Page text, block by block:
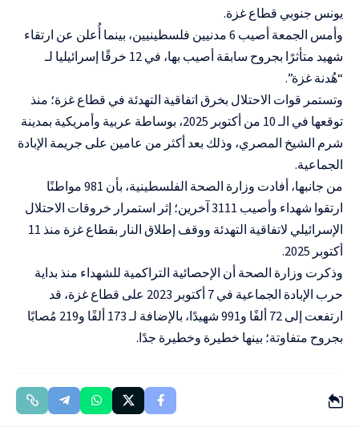
يونس جنوبي قطاع غزة.
وأمس الجمعة أصيب 6 مدنيين فلسطينيين، بينما أُعلن عن ارتقاء
شهيد متأثرًا بجروح سابقة أصيب بها، في 12 خرقًا إسرائيليا لـ
“هُدنة غزة”.
وتستمر قوات الاحتلال بخرق اتفاقية التهدئة في قطاع غزة؛ منذ
توقعها في الـ 10 من أكتوبر 2025، بوساطة عربية وأمريكية بمدينة
شرم الشيخ المصري، وذلك بعد أكثر من عامين على جريمة الإبادة
الجماعية.
من جانبها، أفادت وزارة الصحة الفلسطينية، بأن 981 مواطنًا
ارتقوا شهداء وأصيب 3111 آخرين؛ إثر استمرار خروقات الاحتلال
الإسرائيلي لاتفاقية التهدئة ووقف إطلاق النار بقطاع غزة منذ 11
أكتوبر 2025
.
وذكرت وزارة الصحة أن الإحصائية التراكمية للشهداء منذ بداية
حرب الإبادة الجماعية في 7 أكتوبر 2023 على قطاع غزة، قد
ارتفعت إلى 72 ألفًا و991 شهيدًا، بالإضافة لـ 173 ألفًا و219 مُصابًا
بجروح متفاوتة؛ بينها خطيرة وخطيرة جدًا.